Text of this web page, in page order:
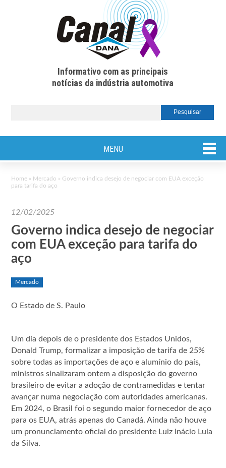
Informativo com as principais
notícias da indústria automotiva
MENU
Home » Mercado » Governo indica desejo de negociar com EUA exceção
para tarifa do aço
12/02/2025
Governo indica desejo de negociar
com EUA exceção para tarifa do
aço
Mercado
O Estado de S. Paulo
Um dia depois de o presidente dos Estados Unidos,
Donald Trump, formalizar a imposição de tarifa de 25%
sobre todas as importações de aço e alumínio do país,
ministros sinalizaram ontem a disposição do governo
brasileiro de evitar a adoção de contramedidas e tentar
avançar numa negociação com autoridades americanas.
Em 2024, o Brasil foi o segundo maior fornecedor de aço
para os EUA, atrás apenas do Canadá. Ainda não houve
um pronunciamento oficial do presidente Luiz Inácio Lula
da Silva.